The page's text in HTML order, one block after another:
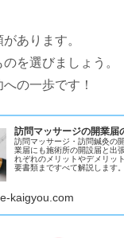
あります。
を選びましょう。
の一歩です！
訪問マッサージの開業届
訪問マッサージ・訪問鍼灸の
業届にも施術所の開設届と出
れぞれのメリットやデメリッ
要書類まですべて解説します。
kaigyou.com